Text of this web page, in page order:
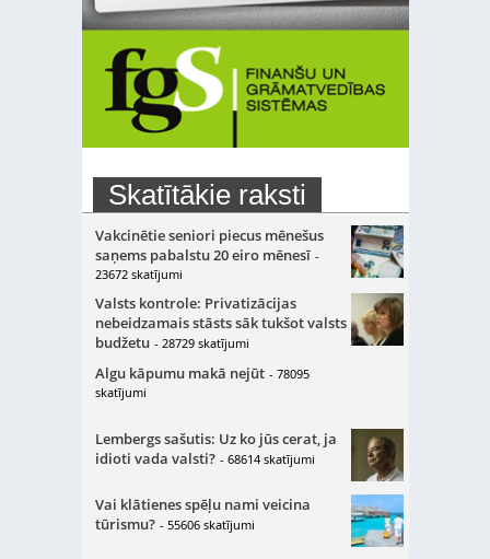
Skatītākie raksti
Vakcinētie seniori piecus mēnešus
saņems pabalstu 20 eiro mēnesī -
23672 skatījumi
Valsts kontrole: Privatizācijas
nebeidzamais stāsts sāk tukšot valsts
budžetu - 28729 skatījumi
Algu kāpumu makā nejūt - 78095
skatījumi
Lembergs sašutis: Uz ko jūs cerat, ja
idioti vada valsti? - 68614 skatījumi
Vai klātienes spēļu nami veicina
tūrismu? - 55606 skatījumi